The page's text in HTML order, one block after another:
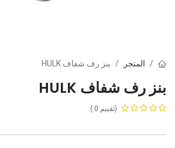
المتجر بنز رف شفاف HULK
بنز رف شفاف HULK
(تقييم 0 )